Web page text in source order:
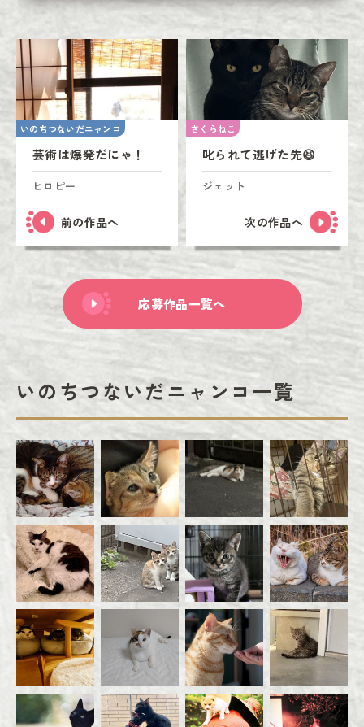
いのちつないだニャンコ
芸術は爆発だにゃ！
ヒロピー
前の作品へ
さくらねこ
叱られて逃げた先😆
ジェット
次の作品へ
応募作品一覧へ
いのちつないだニャンコ一覧